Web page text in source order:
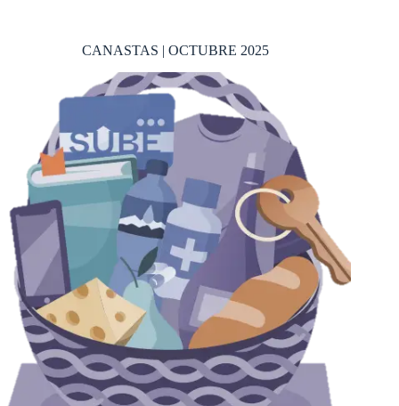
CANASTAS | OCTUBRE 2025